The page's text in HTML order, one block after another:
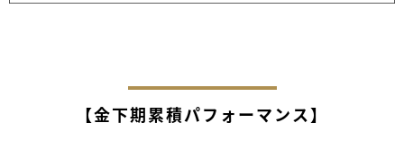
【金下期累積パフォーマンス】